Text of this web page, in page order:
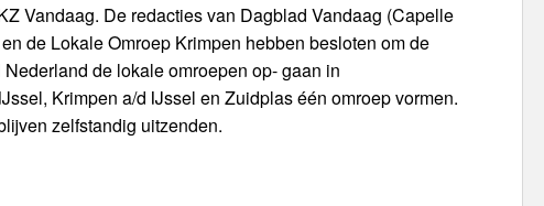
Vandaag. De redacties van Dagblad Vandaag (Capelle
de Lokale Omroep Krimpen hebben besloten om de
de lokale omroepen op- gaan in
Krimpen a/d IJssel en Zuidplas één omroep vormen.
zelfstandig uitzenden.